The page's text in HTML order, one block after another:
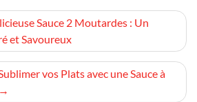
Sauce 2 Moutardes : Un
et Savoureux
vos Plats avec une Sauce à